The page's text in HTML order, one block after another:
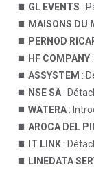
GL EVENTS :
MAISONS DU
PERNOD
HF COMPANY
ASSYSTEM :
NSE SA :
WATERA :
AROCA DEL
IT LINK :
LINEDATA